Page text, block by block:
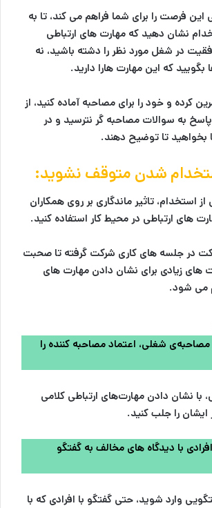
فرصت را برای شما فراهم می کند، تا به
نشان دهید که مهارت های ارتباطی
در شغل مورد نظر را دشته باشید، نه
بگویید که این مهارت هارا دارید.
کرده و خود را برای مصاحبه آماده کنید، از
به سوالات مصاحبه گر نترسید و در
بخواهید تا توضیح دهند.
استخدام، تاثیر ماندگاری بر روی همکاران
های ارتباطی در محیط کار استفاده کنید.
در جلسه های کاری شرکت گرفته تا صحبت
های زیادی برای نشان دادن مهارت های
می شود.
شغلی، اعتماد مصاحبه کننده را
نشان دادن مهارت‌های ارتباطی کلامی
را جلب کنید.
با دیدگاه های مخالف به گفتگو
وارد شوید، حتی گفتگو با افرادی که با